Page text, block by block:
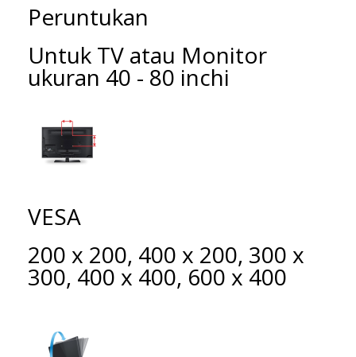
Peruntukan
Untuk TV atau Monitor
ukuran 40 - 80 inchi
VESA
200 x 200, 400 x 200, 300 x
300, 400 x 400, 600 x 400